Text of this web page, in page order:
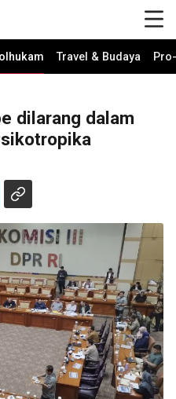
Travel & Budaya
dilarang dalam